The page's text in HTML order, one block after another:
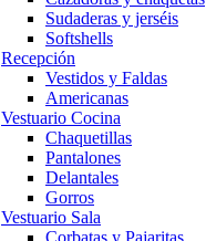
Sudaderas y jerséis
Softshells
Recepción
Vestidos y Faldas
Americanas
Vestuario Cocina
Chaquetillas
Pantalones
Delantales
Gorros
Vestuario Sala
Corbatas y Pajaritas